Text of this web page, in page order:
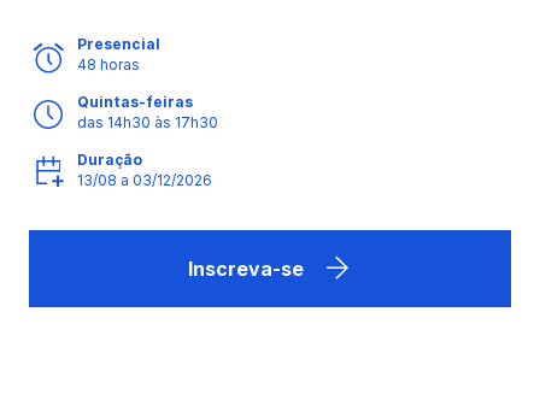
Presencial
48 horas
Quintas-feiras
das 14h30 às 17h30
Duração
13/08 a 03/12/2026
Inscreva-se